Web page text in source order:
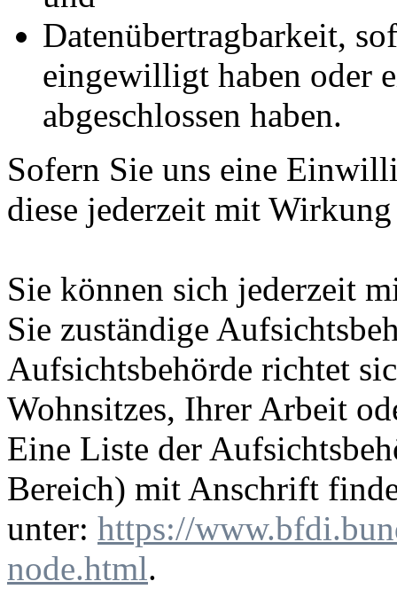
Datenübertragbarkeit,
eingewilligt haben oder
abgeschlossen haben.
Sofern Sie uns eine
diese jederzeit mit
Sie können sich jederzeit
Sie zuständige
Aufsichtsbehörde richtet
Wohnsitzes, Ihrer Arbeit
Eine Liste der
Bereich) mit Anschrift
unter: https://
node.html.